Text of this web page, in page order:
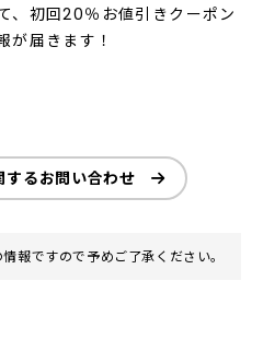
、初回20％お値引きクーポン
が届きます！
するお問い合わせ
報ですので予めご了承ください。